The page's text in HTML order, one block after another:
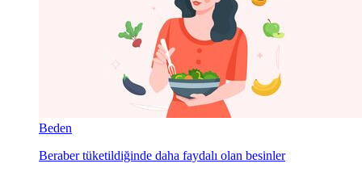
Beden
Beraber tüketildiğinde daha faydalı olan besinler